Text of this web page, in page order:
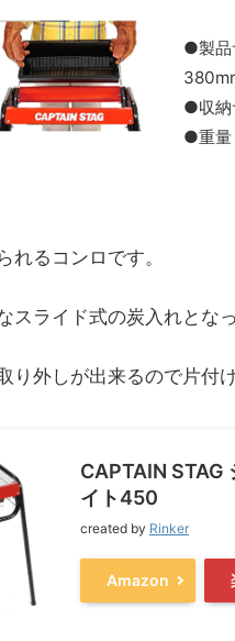
●製品
●収納
●重量
れるコンロです。
スライド式の炭入れとなっ
り外しが出来るので片付
CAPTAIN STAG
イト450
created by Rinker
Amazon